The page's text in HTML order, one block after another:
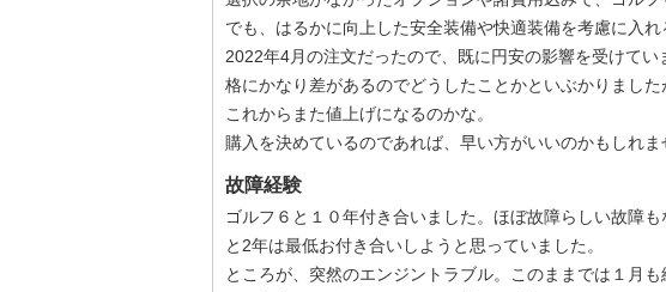
でも、はるかに向上した安全装備や快適装備を考慮に入れ
2022年4月の注文だったので、既に円安の影響を受けて
格にかなり差があるのでどうしたことかといぶかりました
これからまた値上げになるのかな。
購入を決めているのであれば、早い方がいいのかもしれま
故障経験
ゴルフ６と１０年付き合いました。ほぼ故障らしい故障
と2年は最低お付き合いしようと思っていました。
ところが、突然のエンジントラブル。このままでは１月